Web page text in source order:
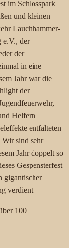
im Schlosspark
und kleinen
Lauchhammer-
e.V., der
der
in eine
Jahr war die
der
Helfern
entfalteten
Wir sind sehr
Jahr doppelt so
Gespensterfest
gigantischer
verdient.
100